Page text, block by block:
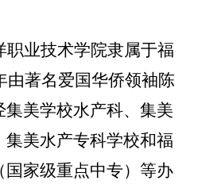
职业技术学院隶属于福
由著名爱国华侨领袖陈
美学校水产科、集美
美水产专科学校和福
家级重点中专）等办